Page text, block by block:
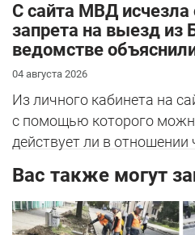
С сайта МВД исчезла
запрета на выезд из
ведомстве
04 августа 2026
Из личного кабинета на
с помощью которого
действует ли в отношении
Вас также могут